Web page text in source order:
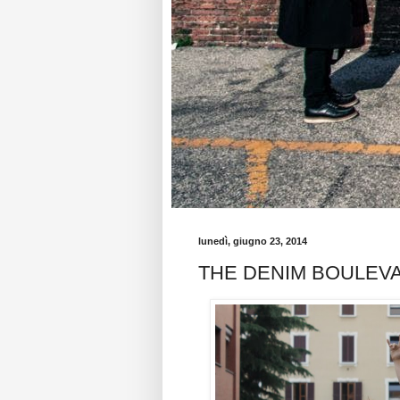
lunedì, giugno 23, 2014
THE DENIM